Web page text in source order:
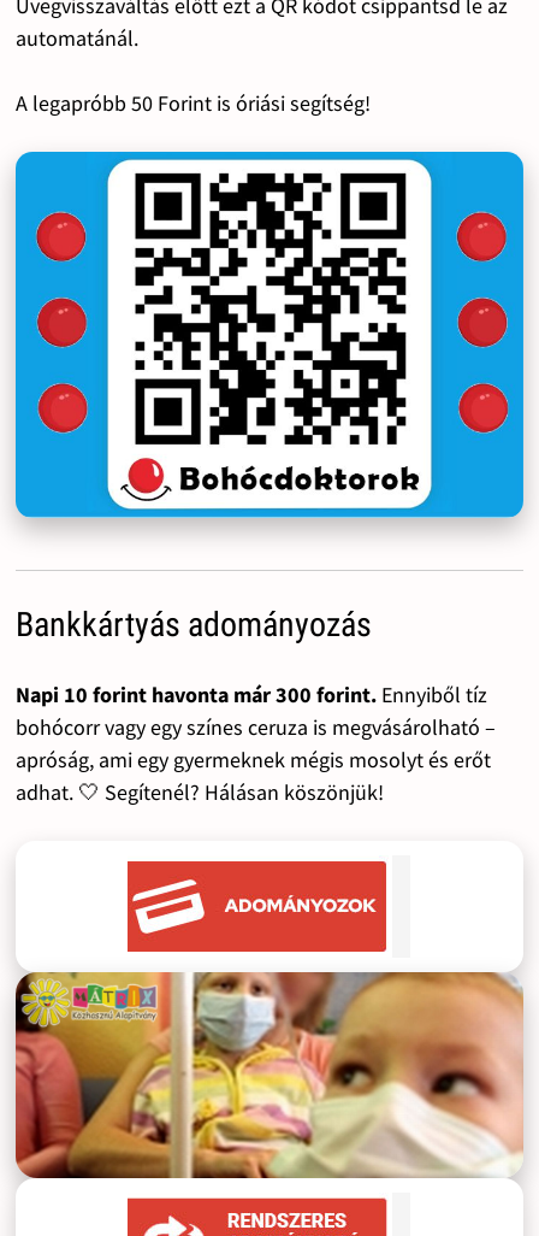
Üvegvisszaváltás előtt ezt a QR kódot csippantsd le az
automatánál.
A legapróbb 50 Forint is óriási segítség!
Bankkártyás adományozás
Napi 10 forint havonta már 300 forint.Ennyiből tíz
bohócorr vagy egy színes ceruza is megvásárolható –
apróság, ami egy gyermeknek mégis mosolyt és erőt
adhat. 🤍 Segítenél? Hálásan köszönjük!